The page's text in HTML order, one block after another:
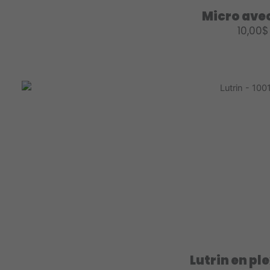
Micro
10,00$
Lutrin en